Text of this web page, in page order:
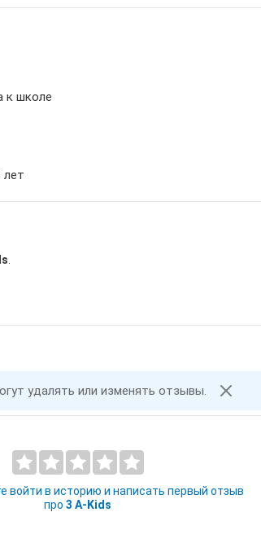
к школе
лет
удалять или изменять отзывы.
войти в историю и написать первый отзыв
про3 A-Kids